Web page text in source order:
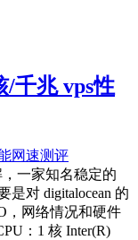
/千兆 vps性
一家知名稳定的
是对 digitalocean 的
，网络情况和硬件
：1 核 Inter(R)